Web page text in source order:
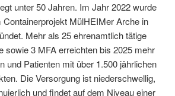
unter 50 Jahren. Im Jahr 2022 wurde
MülHEIMer Arche in
Mehr als 25 ehrenamtlich tätige
sowie 3 MFA erreichten bis 2025 mehr
und Patienten mit über 1.500 jährlichen
Die Versorgung ist niederschwellig,
und findet auf dem Niveau einer